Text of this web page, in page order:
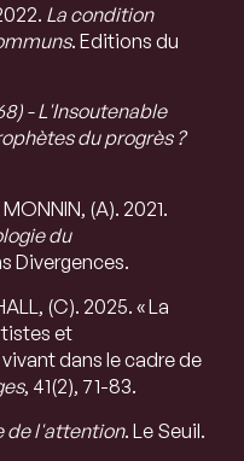
La condition
. Editions du
- L'Insoutenable
du progrès ?
(A). 2021.
du
Divergences.
(C). 2025. « La
et
dans le cadre de
, 41(2), 71-83.
de l'attention. Le Seuil.